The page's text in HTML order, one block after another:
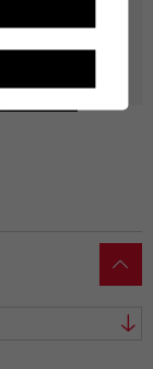
de la Ville